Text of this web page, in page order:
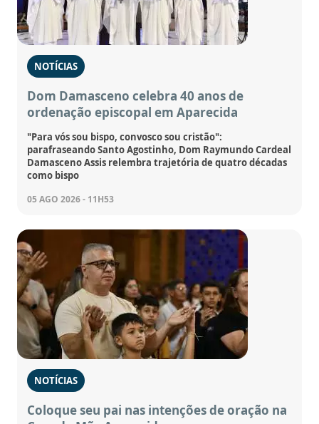
NOTÍCIAS
Dom Damasceno celebra 40 anos de
ordenação episcopal em Aparecida
"Para vós sou bispo, convosco sou cristão":
parafraseando Santo Agostinho, Dom Raymundo Cardeal
Damasceno Assis relembra trajetória de quatro décadas
como bispo
05 AGO 2026 - 11H53
NOTÍCIAS
Coloque seu pai nas intenções de oração na